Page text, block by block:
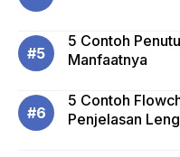
5 Contoh
Manfaatnya
5 Contoh
Penjelasan